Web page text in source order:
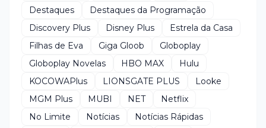
Destaques
Destaques da Programação
Discovery Plus
Disney Plus
Estrela da Casa
Filhas de Eva
Giga Gloob
Globoplay
Globoplay Novelas
HBO MAX
Hulu
KOCOWAPlus
LIONSGATE PLUS
Looke
MGM Plus
MUBI NET
Netflix
No Limite
Notícias
Notícias Rápidas